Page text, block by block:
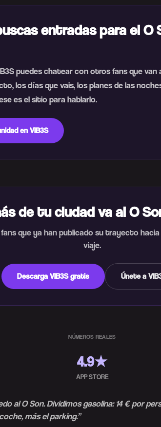
entradas para el O
puedes chatear con otros fans que van
los días que vais, los planes de las
es el sitio para hablarlo.
en VIB3S
de tu ciudad va al O
que ya han publicado su trayecto
viaje.
Descarga VIB3S gratis Únete a
NÚMEROS REALES
4.9★
APP STORE
al O Son. Dividimos gasolina: 14 € por
más el parking.”